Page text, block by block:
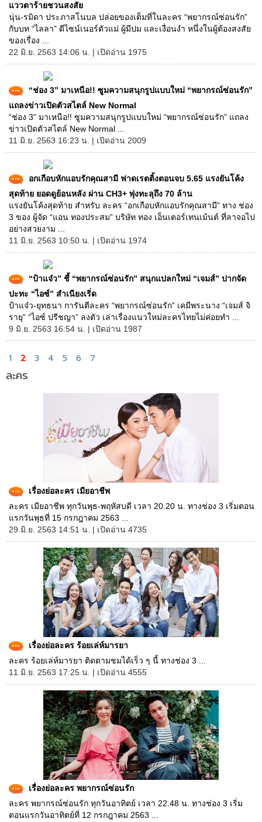
แววตาร้ายชวนสงสัย
นุ่น-รมิดา ประภาสโนบล ปล่อยของเต็มที่ในละคร “พยากรณ์ซ่อนรัก”
กับบท “ไลลา” ดีไซน์เนอร์ตัวแม่ ผู้มีปม และเงื่อนงำ หนึ่งในผู้ต้องสงสัย
ของเรื่อง ...
22 มิ.ย. 2563 14:06 น. | เปิดอ่าน 1975
“ช่อง 3” มาเหนือ!! ซูมความสนุกรูปแบบใหม่ “พยากรณ์ซ่อนรัก”
แถลงข่าวเปิดตัวสไตล์ New Normal
“ช่อง 3” มาเหนือ!! ซูมความสนุกรูปแบบใหม่ “พยากรณ์ซ่อนรัก” แถลง
ข่าวเปิดตัวสไตล์ New Normal ...
11 มิ.ย. 2563 16:23 น. | เปิดอ่าน 2009
อกเกือบหักแอบรักคุณสามี ฟาดเรตติ้งตอนจบ 5.65 แรงยันโค้ง
สุดท้าย ยอดดูย้อนหลัง ผ่าน CH3+ พุ่งทะลุถึง 70 ล้าน
แรงยันโค้งสุดท้าย สำหรับ ละคร “อกเกือบหักแอบรักคุณสามี” ทาง ช่อง
3 ของ ผู้จัด “แอน ทองประสม” บริษัท ทอง เอ็นเตอร์เทนเม้นต์ ที่ลาจอไป
อย่างสวยงาม ...
11 มิ.ย. 2563 10:50 น. | เปิดอ่าน 1974
“ป้าแจ๋ว” ชี้ “พยากรณ์ซ่อนรัก” สนุกแปลกใหม่ “เจมส์” ปากจัด
ปะทะ “ไอซ์” สำเนียงเริ่ด
ป้าแจ๋ว-ยุทธนา การันตีละคร “พยากรณ์ซ่อนรัก” เคมีพระนาง “เจมส์ จิ
รายุ” “ไอซ์ ปรีชญา” ลงตัว เล่าเรื่องแนวใหม่ละครไทยไม่ค่อยทำ ...
9 มิ.ย. 2563 16:54 น. | เปิดอ่าน 1987
1 2 3 4 5 6 7
ละคร
เรื่องย่อละคร เมียอาชีพ
ละคร เมียอาชีพ ทุกวันพุธ-พฤหัสบดี เวลา 20.20 น. ทางช่อง 3 เริ่มตอน
แรกวันพุธที่ 15 กรกฎาคม 2563 ...
29 มิ.ย. 2563 14:51 น. | เปิดอ่าน 4735
เรื่องย่อละคร ร้อยเล่ห์มารยา
ละคร ร้อยเล่ห์มารยา ติดตามชมได้เร็ว ๆ นี้ ทางช่อง 3 ...
11 มิ.ย. 2563 17:25 น. | เปิดอ่าน 4555
เรื่องย่อละคร พยากรณ์ซ่อนรัก
ละคร พยากรณ์ซ่อนรัก ทุกวันอาทิตย์ เวลา 22.48 น. ทางช่อง 3 เริ่ม
ตอนแรกวันอาทิตย์ที่ 12 กรกฎาคม 2563 ...